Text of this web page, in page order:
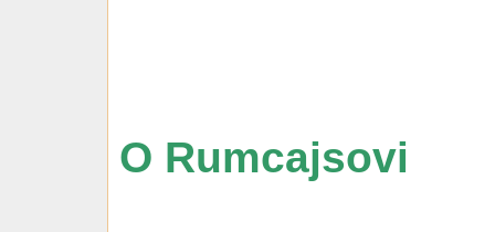
O Rumcajsovi